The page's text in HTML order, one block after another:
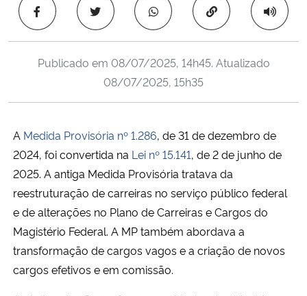
Ministério da Educação
Ministério da Cidadania
Ministério de Minas e Energia
Ministério da Ciência, Tecnologia, Inovações e Comunicações
Ministério do Meio Ambiente
Ministério do Desenvolvimento Regional
Copiar para área
Publicado em 08/07/2025, 14h45. Atualizado
08/07/2025, 15h35
A Medida Provisória nº 1.286, de 31 de dezembro de
2024, foi convertida na Lei nº 15.141, de 2 de junho de
2025. A antiga Medida Provisória tratava da
reestruturação de carreiras no serviço público federal
e de alterações no Plano de Carreiras e Cargos do
Magistério Federal. A MP também abordava a
transformação de cargos vagos e a criação de novos
cargos efetivos e em comissão.